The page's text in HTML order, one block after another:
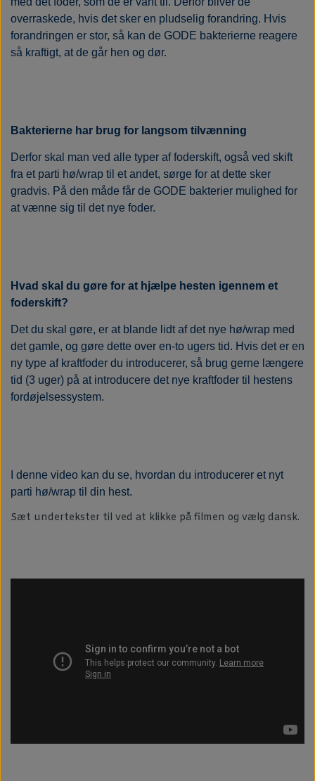
overraskede, hvis det sker en pludselig forandring. Hvis
forandringen er stor, så kan de GODE bakterierne reagere
så kraftigt, at de går hen og dør.
Bakterierne har brug for langsom tilvænning
Derfor skal man ved alle typer af foderskift, også ved skift
fra et parti hø/wrap til et andet, sørge for at dette sker
gradvis. På den måde får de GODE bakterier mulighed for
at vænne sig til det nye foder.
Hvad skal du gøre for at hjælpe hesten igennem et
foderskift?
Det du skal gøre, er at blande lidt af det nye hø/wrap med
det gamle, og gøre dette over en-to ugers tid. Hvis det er en
ny type af kraftfoder du introducerer, så brug gerne længere
tid (3 uger) på at introducere det nye kraftfoder til hestens
fordøjelsessystem.
I denne video kan du se, hvordan du introducerer et nyt
parti hø/wrap til din hest.
Sæt undertekster til ved at klikke på filmen og vælg dansk.